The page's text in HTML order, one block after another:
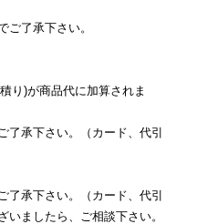
了承下さい。
り)が商品代に加算されま
承下さい。（カード、代引
承下さい。（カード、代引
ましたら、ご相談下さい。